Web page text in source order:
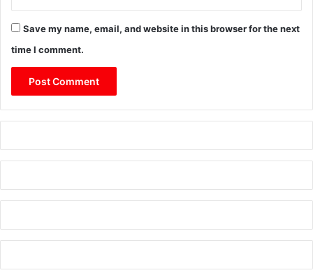
Save my name, email, and website in this browser for the next
time I comment.